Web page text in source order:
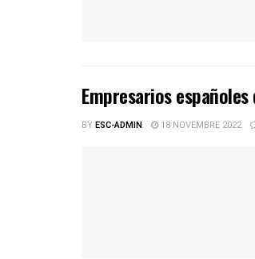
Empresarios
BYESC-ADMIN 18 NOVEMBRE 2022